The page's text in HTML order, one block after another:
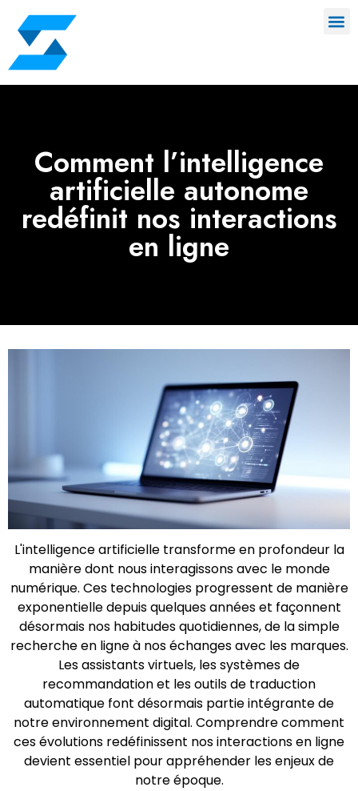
Comment l’intelligence
artificielle autonome
redéfinit nos interactions
en ligne
L'intelligence artificielle transforme en profondeur la
manière dont nous interagissons avec le monde
numérique. Ces technologies progressent de manière
exponentielle depuis quelques années et façonnent
désormais nos habitudes quotidiennes, de la simple
recherche en ligne à nos échanges avec les marques.
Les assistants virtuels, les systèmes de
recommandation et les outils de traduction
automatique font désormais partie intégrante de
notre environnement digital. Comprendre comment
ces évolutions redéfinissent nos interactions en ligne
devient essentiel pour appréhender les enjeux de
notre époque.